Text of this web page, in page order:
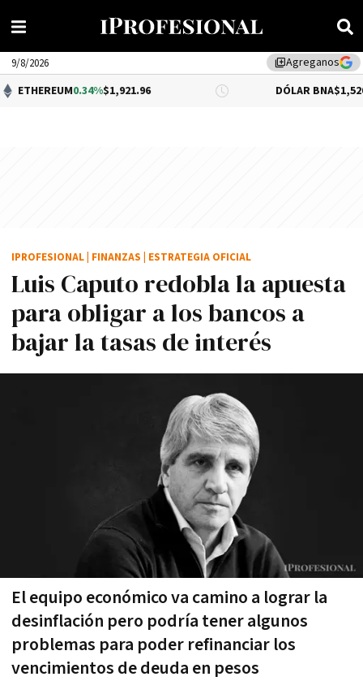
library_addAgreganos
9/8/2026
0.34%$1,921.96 DÓLAR BNA $1,520.00
Luis Caputo redobla la apuesta
para obligar a los bancos a
bajar la tasas de interés
El equipo económico va camino a lograr la
desinflación pero podría tener algunos
problemas para poder refinanciar los
vencimientos de deuda en pesos
IPROFESIONAL FINANZAS ESTRATEGIA OFICIAL